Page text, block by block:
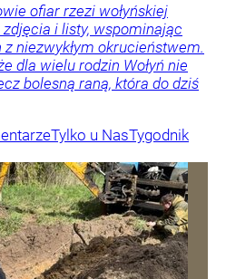
ofiar rzezi wołyńskiej
i listy, wspominając
niezwykłym okrucieństwem.
dla wielu rodzin Wołyń nie
bolesną raną, która do dziś
Tylko u NasTygodnik